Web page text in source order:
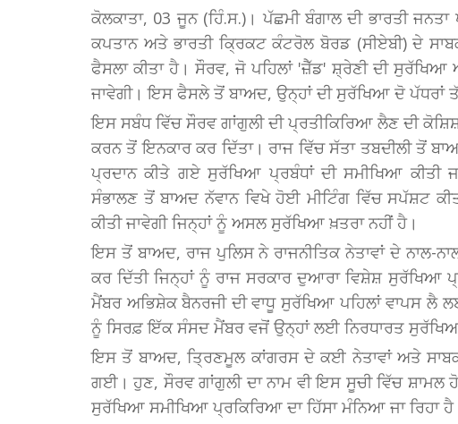
ਕੋਲਕਾਤਾ, 03 ਜੂਨ (ਹਿੰ.ਸ.)। ਪੱਛਮੀ ਬੰਗਾਲ ਦੀ ਭਾਰਤੀ ਜਨਤਾ
ਕਪਤਾਨ ਅਤੇ ਭਾਰਤੀ ਕ੍ਰਿਕਟ ਕੰਟਰੋਲ ਬੋਰਡ (ਸੀਏਬੀ) ਦੇ
ਫੈਸਲਾ ਕੀਤਾ ਹੈ। ਸੌਰਵ, ਜੋ ਪਹਿਲਾਂ 'ਜ਼ੈੱਡ' ਸ਼੍ਰੇਣੀ ਦੀ
ਜਾਵੇਗੀ। ਇਸ ਫੈਸਲੇ ਤੋਂ ਬਾਅਦ, ਉਨ੍ਹਾਂ ਦੀ ਸੁਰੱਖਿਆ ਦੋ ਪੱਧਰਾਂ
ਇਸ ਸਬੰਧ ਵਿੱਚ ਸੌਰਵ ਗਾਂਗੁਲੀ ਦੀ ਪ੍ਰਤੀਕਿਰਿਆ ਲੈਣ ਦੀ
ਕਰਨ ਤੋਂ ਇਨਕਾਰ ਕਰ ਦਿੱਤਾ। ਰਾਜ ਵਿੱਚ ਸੱਤਾ ਤਬਦੀਲੀ ਤੋਂ
ਪ੍ਰਦਾਨ ਕੀਤੇ ਗਏ ਸੁਰੱਖਿਆ ਪ੍ਰਬੰਧਾਂ ਦੀ ਸਮੀਖਿਆ ਕੀਤੀ
ਸੰਭਾਲਣ ਤੋਂ ਬਾਅਦ ਨੱਵਾਨ ਵਿਖੇ ਹੋਈ ਮੀਟਿੰਗ ਵਿੱਚ ਸਪੱਸ਼ਟ
ਕੀਤੀ ਜਾਵੇਗੀ ਜਿਨ੍ਹਾਂ ਨੂੰ ਅਸਲ ਸੁਰੱਖਿਆ ਖ਼ਤਰਾ ਨਹੀਂ ਹੈ।
ਇਸ ਤੋਂ ਬਾਅਦ, ਰਾਜ ਪੁਲਿਸ ਨੇ ਰਾਜਨੀਤਿਕ ਨੇਤਾਵਾਂ ਦੇ ਨਾਲ-
ਕਰ ਦਿੱਤੀ ਜਿਨ੍ਹਾਂ ਨੂੰ ਰਾਜ ਸਰਕਾਰ ਦੁਆਰਾ ਵਿਸ਼ੇਸ਼ ਸੁਰੱਖਿਆ
ਮੈਂਬਰ ਅਭਿਸ਼ੇਕ ਬੈਨਰਜੀ ਦੀ ਵਾਧੂ ਸੁਰੱਖਿਆ ਪਹਿਲਾਂ ਵਾਪਸ ਲੈ
ਨੂੰ ਸਿਰਫ਼ ਇੱਕ ਸੰਸਦ ਮੈਂਬਰ ਵਜੋਂ ਉਨ੍ਹਾਂ ਲਈ ਨਿਰਧਾਰਤ ਸੁਰੱਖਿਆ
ਇਸ ਤੋਂ ਬਾਅਦ, ਤ੍ਰਿਣਮੂਲ ਕਾਂਗਰਸ ਦੇ ਕਈ ਨੇਤਾਵਾਂ ਅਤੇ
ਗਈ। ਹੁਣ, ਸੌਰਵ ਗਾਂਗੁਲੀ ਦਾ ਨਾਮ ਵੀ ਇਸ ਸੂਚੀ ਵਿੱਚ
ਸੁਰੱਖਿਆ ਸਮੀਖਿਆ ਪ੍ਰਕਿਰਿਆ ਦਾ ਹਿੱਸਾ ਮੰਨਿਆ ਜਾ ਰਿਹਾ